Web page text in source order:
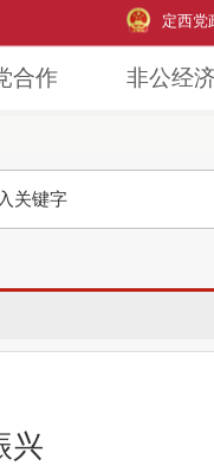
定西党
合作 非公经
兴